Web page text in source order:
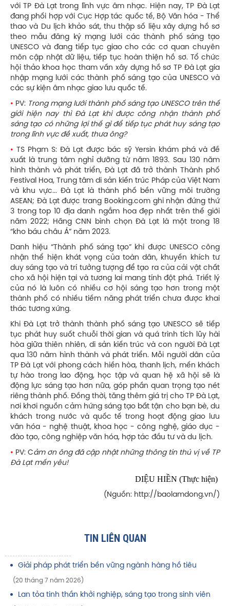
với TP Đà Lạt trong lĩnh vực âm nhạc. Hiện nay, TP Đà Lạt
đang phối hợp với Cục Hợp tác quốc tế, Bộ Văn hóa - Thể
thao và Du lịch khảo sát, thu thập số liệu xây dựng hồ sơ
theo mẫu đăng ký mạng lưới các thành phố sáng tạo
UNESCO và đang tiếp tục giao cho các cơ quan chuyên
môn cập nhật dữ liệu, tiếp tục hoàn thiện hồ sơ. Tổ chức
hội thảo khoa học tham vấn xây dựng hồ sơ TP Đà Lạt gia
nhập mạng lưới các thành phố sáng tạo của UNESCO và
các sự kiện âm nhạc giao lưu quốc tế.
• PV: Trong mạng lưới thành phố sáng tạo UNESCO trên thế
giới hiện nay thì Đà Lạt khi được công nhận thành phố
sáng tạo có những lợi thế gì để tiếp tục phát huy sáng tạo
trong lĩnh vực đề xuất, thưa ông?
•
TS Phạm S: Đà Lạt được bác sỹ Yersin khám phá và đề
xuất là trung tâm nghỉ dưỡng từ năm 1893. Sau 130 năm
hình thành và phát triển, Đà Lạt đã trở thành Thành phố
Festival Hoa, Trung tâm di sản kiến trúc Pháp của Việt Nam
và khu vực... Đà Lạt là thành phố bền vững môi trường
ASEAN; Đà Lạt được trang Booking.com ghi nhận đứng thứ
3 trong top 10 địa danh ngắm hoa đẹp nhất trên thế giới
năm 2022; Hãng CNN bình chọn Đà Lạt là một trong 18
“kho báu châu Á” năm 2023.
Danh hiệu “Thành phố sáng tạo” khi được UNESCO công
nhận thể hiện khát vọng của toàn dân, khuyến khích tư
duy sáng tạo và trí tưởng tượng để tạo ra của cải vật chất
cho xã hội hiện tại và tương lai mang tính đột phá. Triết lý
của nó là luôn có nhiều cơ hội sáng tạo hơn trong một
thành phố có nhiều tiềm năng phát triển chưa được khai
thác tương xứng.
Khi Đà Lạt trở thành thành phố sáng tạo UNESCO sẽ tiếp
tục phát huy suốt chuỗi thời gian và quá trình tích lũy hài
hòa giữa thiên nhiên, di sản kiến trúc và con người Đà Lạt
qua 130 năm hình thành và phát triển. Mỗi người dân của
TP Đà Lạt với phong cách hiền hòa, thanh lịch, mến khách
tự hào trong lao động, học tập và quan hệ xã hội sẽ là
động lực sáng tạo hơn nữa, góp phần quan trọng tạo nét
riêng thành phố. Đồng thời, tăng thêm giá trị cho TP Đà Lạt,
nơi khơi nguồn cảm hứng sáng tạo bất tận cho bạn bè, du
khách trong nước và quốc tế trong hoạt động giao lưu
văn hóa - nghệ thuật, khoa học - công nghệ, giáo dục -
đào tạo, công nghiệp văn hóa, hợp tác đầu tư và du lịch.
• PV: Cảm ơn ông đã cập nhật những thông tin thú vị về TP
Đà Lạt mến yêu!
DIỆU HIỀN (Thực hiện)
(Nguồn: http://baolamdong.vn/)
TIN LIÊN QUAN
Giải pháp phát triển bền vững ngành hàng hồ tiêu
(20 tháng 7 năm 2026)
Lan tỏa tinh thần khởi nghiệp, sáng tạo trong sinh viên